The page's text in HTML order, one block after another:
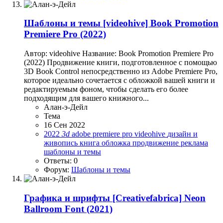
Шаблоны и темы [videohive] Book Promotion
Premiere Pro (2022)
Автор: videohive Название: Book Promotion Premiere Pro
(2022) Продвижение книги, подготовленное с помощью
3D Book Control непосредственно из Adobe Premiere Pro,
которое идеально сочетается с обложкой вашей книги и
редактируемым фоном, чтобы сделать его более
подходящим для вашего книжного...
Алан-э-Дейл
Тема
16 Сен 2022
2022 3d adobe premiere pro videohive дизайн и
живопись книга обложка продвижение реклама
шаблоны и темы
Ответы: 0
Форум: Шаблоны и темы
Графика и шрифты [Creativefabrica] Neon
Ballroom Font (2021)